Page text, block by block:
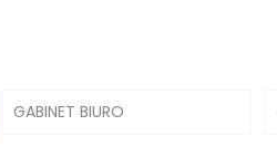
GABINET BIURO